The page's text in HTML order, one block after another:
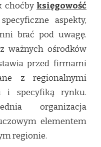
choćby księgowość
aspekty,
brać pod uwagę.
ważnych ośrodków
przed firmami
z regionalnymi
i specyfiką rynku.
organizacja
elementem
regionie.